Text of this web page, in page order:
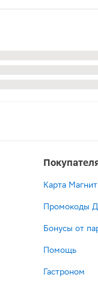
Карта
Промокоды
Бонусы от
Помощь
Гастроном